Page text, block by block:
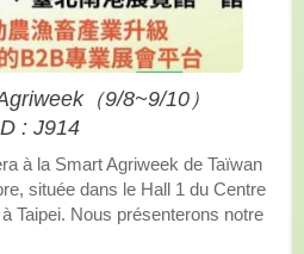
（9/8~9/10）
: J914
à la Smart Agriweek de Taïwan
située dans le Hall 1 du Centre
Taipei. Nous présenterons notre